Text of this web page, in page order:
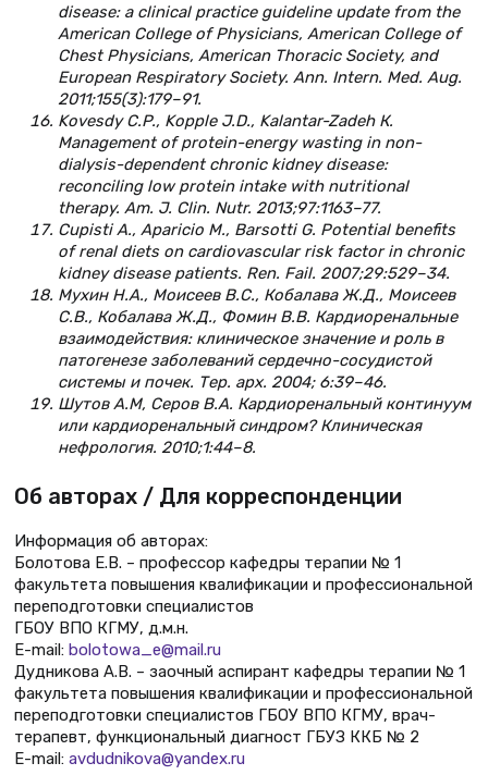
disease: a clinical practice guideline update from the
American College of Physicians, American College of
Chest Physicians, American Thoracic Society, and
European Respiratory Society. Ann. Intern. Med. Aug.
2011;155(3):179–91.
Kovesdy C.P., Kopple J.D., Kalantar-Zadeh К.
Management of protein-energy wasting in non-
dialysis-dependent chronic kidney disease:
reconciling low protein intake with nutritional
therapy. Am. J. Clin. Nutr. 2013;97:1163–77.
Cupisti A., Aparicio M., Barsotti G. Potential benefits
of renal diets on cardiovascular risk factor in chronic
kidney disease patients. Ren. Fail. 2007;29:529–34.
Мухин Н.А., Моисеев В.С., Кобалава Ж.Д., Моисеев
С.В., Кобалава Ж.Д., Фомин В.В. Кардиоренальные
взаимодействия: клиническое значение и роль в
патогенезе заболеваний сердечно-сосудистой
системы и почек. Тер. арх. 2004; 6:39–46.
Шутов А.М, Серов В.А. Кардиоренальный континуум
или кардиоренальный синдром? Клиническая
нефрология. 2010;1:44–8.
Об авторах / Для корреспонденции
Информация об авторах:
Болотова Е.В. – профессор кафедры терапии № 1
факультета повышения квалификации и профессиональной
переподготовки специалистов
ГБОУ ВПО КГМУ, д.м.н.
E-mail: bolotowa_e@mail.ru
Дудникова А.В. – заочный аспирант кафедры терапии № 1
факультета повышения квалификации и профессиональной
переподготовки специалистов ГБОУ ВПО КГМУ, врач-
терапевт, функциональный диагност ГБУЗ ККБ № 2
E-mail: avdudnikova@yandex.ru